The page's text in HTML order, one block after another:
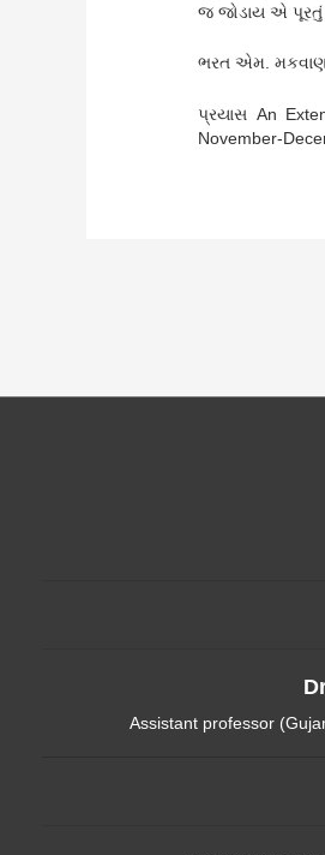
જ જોડાય એ પૂરતું
ભરત એમ.
પ્રયાસ An
November-
Assistant professor